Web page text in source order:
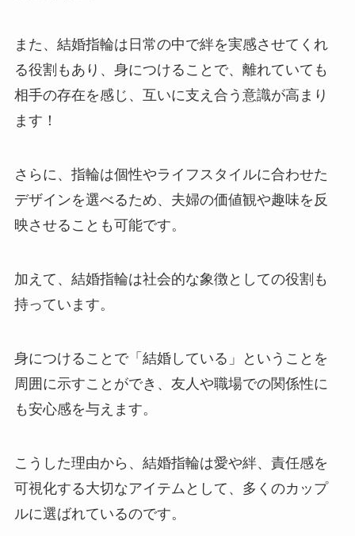
また、結婚指輪は日常の中で絆を実感させてくれ
る役割もあり、身につけることで、離れていても
相手の存在を感じ、互いに支え合う意識が高まり
ます！
さらに、指輪は個性やライフスタイルに合わせた
デザインを選べるため、夫婦の価値観や趣味を反
映させることも可能です。
加えて、結婚指輪は社会的な象徴としての役割も
持っています。
身につけることで「結婚している」ということを
周囲に示すことができ、友人や職場での関係性に
も安心感を与えます。
こうした理由から、結婚指輪は愛や絆、責任感を
可視化する大切なアイテムとして、多くのカップ
ルに選ばれているのです。